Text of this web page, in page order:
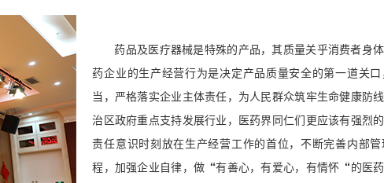
药品及医疗器械是特殊的产品，其质量关乎消费者身
药企业的生产经营行为是决定产品质量安全的第一道关
当，严格落实企业主体责任，为人民群众筑牢生命健康防
治区政府重点支持发展行业，医药界同仁们更应该有强烈
责任意识时刻放在生产经营工作的首位，不断完善内部
程，加强企业自律，做“有善心，有爱心，有情怀“的医